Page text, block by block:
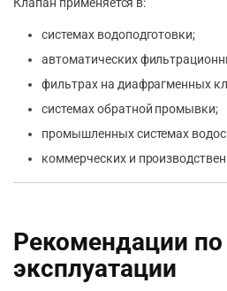
Клапан применяется в:
системах водоподготовки;
автоматических
фильтрах на диафрагменных
системах обратной промывки;
промышленных системах
коммерческих и
Рекомендации по
эксплуатации